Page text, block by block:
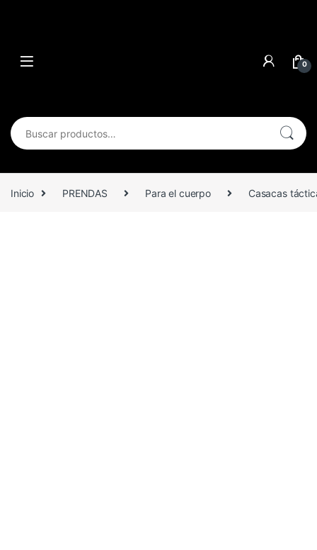
0
Buscar por:
Inicio PRENDAS Para el cuerpo Casacas